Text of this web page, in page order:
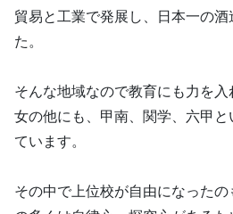
貿易と工業で発展し、日本一の
た。
そんな地域なので教育にも力を
女の他にも、甲南、関学、六甲
ています。
その中で上位校が自由になった